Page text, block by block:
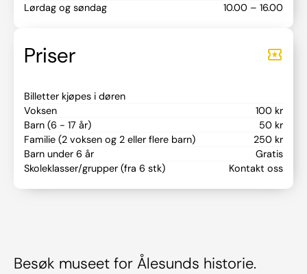
Lørdag og søndag
10.00 – 16.00
Priser local_activity
Billetter kjøpes i døren
Voksen
100 kr
Barn (6 - 17 år)
50 kr
Familie (2 voksen og 2 eller flere barn)
250 kr
Barn under 6 år
Gratis
Skoleklasser/grupper (fra 6 stk)
Kontakt oss
Besøk museet for Ålesunds historie.